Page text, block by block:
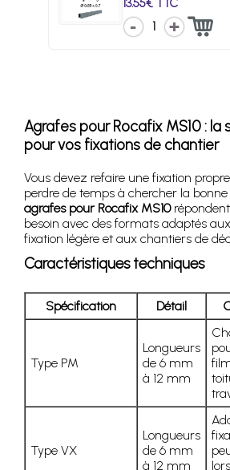
13.55€ TTC
1
Agrafes pour Rocafix MS10 : la
pour vos fixations de chantier
Vous devez refaire une fixation
perdre de temps à chercher la
agrafes pour Rocafix MS10
besoin avec des formats adaptés
fixation légère et aux chantiers de
Caractéristiques techniques
Spécification Détail
Type PM
Longueurs
de 6 mm
à 12 mm
Type VX
Longueurs
de 6 mm
à 12 mm